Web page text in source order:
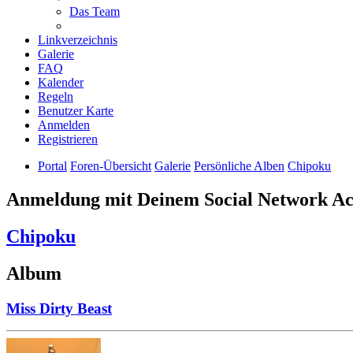
Das Team
Linkverzeichnis
Galerie
FAQ
Kalender
Regeln
Benutzer Karte
Anmelden
Registrieren
Portal Foren-Übersicht Galerie Persönliche Alben Chipoku
Anmeldung mit Deinem Social Network
Chipoku
Album
Miss Dirty Beast